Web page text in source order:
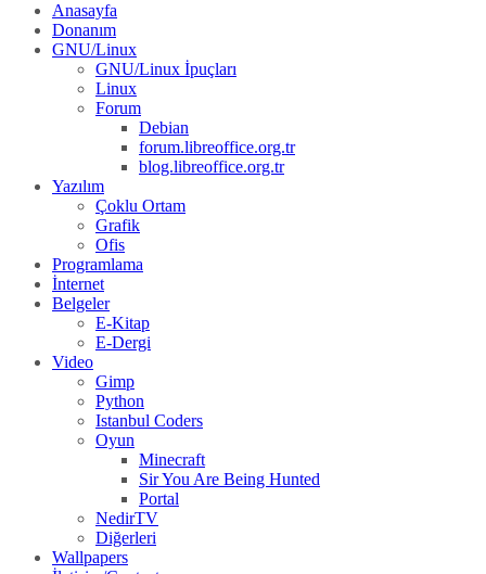
Anasayfa
Donanım
GNU/Linux
GNU/Linux İpuçları
Linux
Forum
Debian
forum.libreoffice.org.tr
blog.libreoffice.org.tr
Yazılım
Çoklu Ortam
Grafik
Ofis
Programlama
İnternet
Belgeler
E-Kitap
E-Dergi
Video
Gimp
Python
Istanbul Coders
Oyun
Minecraft
Sir You Are Being Hunted
Portal
NedirTV
Diğerleri
Wallpapers